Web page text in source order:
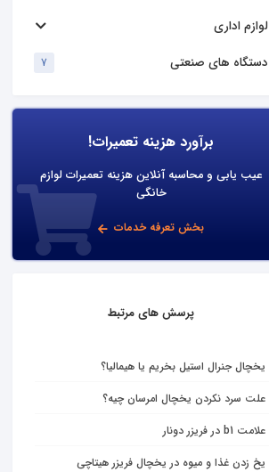
لوازم اداری
دستگاه های صنعتی
7
برآورد هزینه تعمیرات!
عیب یابی و محاسبه آنلاین هزینه تعمیرات لوازم
خانگی
بخش تعرفه خدمات
پرسش های مرتبط
یخچال جنرال استیل بخریم یا هیمالیا؟
علت سرد نکردن یخچال امرسان چیه؟
علامت b1 در فریزر دونار
یخ زدن غذا و میوه در یخچال فریزر هیتاچی